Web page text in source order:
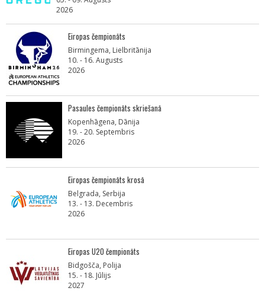
2026
Eiropas čempionāts
Birmingema, Lielbritānija
10. - 16. Augusts
2026
Pasaules čempionāts skriešanā
Kopenhāgena, Dānija
19. - 20. Septembris
2026
Eiropas čempionāts krosā
Belgrada, Serbija
13. - 13. Decembris
2026
Eiropas U20 čempionāts
Bidgošča, Polija
15. - 18. Jūlijs
2027